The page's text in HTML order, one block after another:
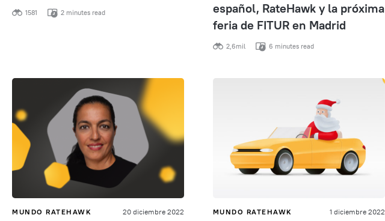
1581 2 minutes read
español, RateHawk y la próxima
feria de FITUR en Madrid
2,6mil 6 minutes read
MUNDO RATEHAWK 20 diciembre 2022 MUNDO RATEHAWK 1 diciembre 2022